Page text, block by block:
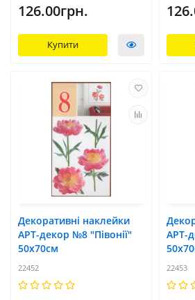
126.00грн.
Купити
Декоративні наклейки
АРТ-декор №8 "Півонії"
50x70см
22452
АРТ-
22453